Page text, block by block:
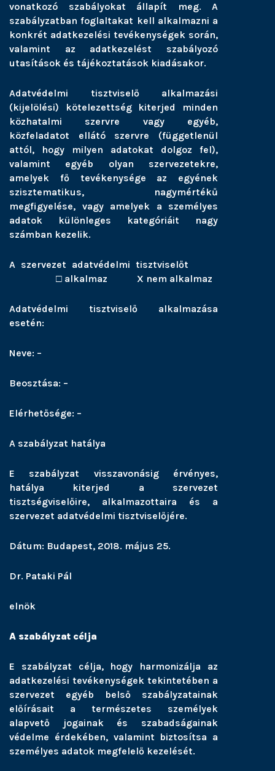
vonatkozó szabályokat állapít meg. A
szabályzatban foglaltakat kell alkalmazni a
konkrét adatkezelési tevékenységek során,
valamint az adatkezelést szabályozó
utasítások és tájékoztatások kiadásakor.
Adatvédelmi tisztviselő alkalmazási
(kijelölési) kötelezettség kiterjed minden
közhatalmi szervre vagy egyéb,
közfeladatot ellátó szervre (függetlenül
attól, hogy milyen adatokat dolgoz fel),
valamint egyéb olyan szervezetekre,
amelyek fő tevékenysége az egyének
szisztematikus, nagymértékű
megfigyelése, vagy amelyek a személyes
adatok különleges kategóriáit nagy
számban kezelik.
A szervezet adatvédelmi tisztviselőt
□ alkalmaz X nem alkalmaz
Adatvédelmi tisztviselő alkalmazása
esetén:
Neve: –
Beosztása: –
Elérhetősége: –
A szabályzat hatálya
E szabályzat visszavonásig érvényes,
hatálya kiterjed a szervezet
tisztségviselőire, alkalmazottaira és a
szervezet adatvédelmi tisztviselőjére.
Dátum: Budapest, 2018. május 25.
Dr. Pataki Pál
elnök
A szabályzat célja
E szabályzat célja, hogy harmonizálja az
adatkezelési tevékenységek tekintetében a
szervezet egyéb belső szabályzatainak
előírásait a természetes személyek
alapvető jogainak és szabadságainak
védelme érdekében, valamint biztosítsa a
személyes adatok megfelelő kezelését.